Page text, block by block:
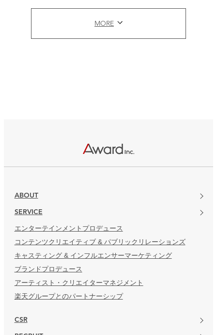
MORE
ABOUT
SERVICE
エンターテインメントプロデュース
コンテンツクリエイティブ & パブリックリレーションズ
キャスティング & インフルエンサーマーケティング
ブランドプロデュース
アーティスト・クリエイターマネジメント
楽天グループとのパートナーシップ
CSR